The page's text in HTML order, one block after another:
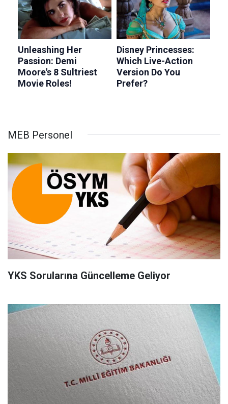
MEB Personel
YKS Sorularına Güncelleme Geliyor